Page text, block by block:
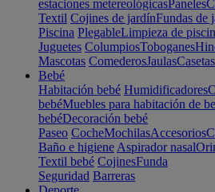
estaciones metereológicasPaneles
Textil Cojines de jardínFundas de
Piscina PlegableLimpieza de
Juguetes ColumpiosToboganes
Mascotas ComederosJaulas
Bebé
Habitación bebé Humidificadores
bebéMuebles para habitación de
bebéDecoración bebé
Paseo CocheMochilasAccesorios
Baño e higiene Aspirador nasal
Textil bebé CojinesFunda
Seguridad Barreras